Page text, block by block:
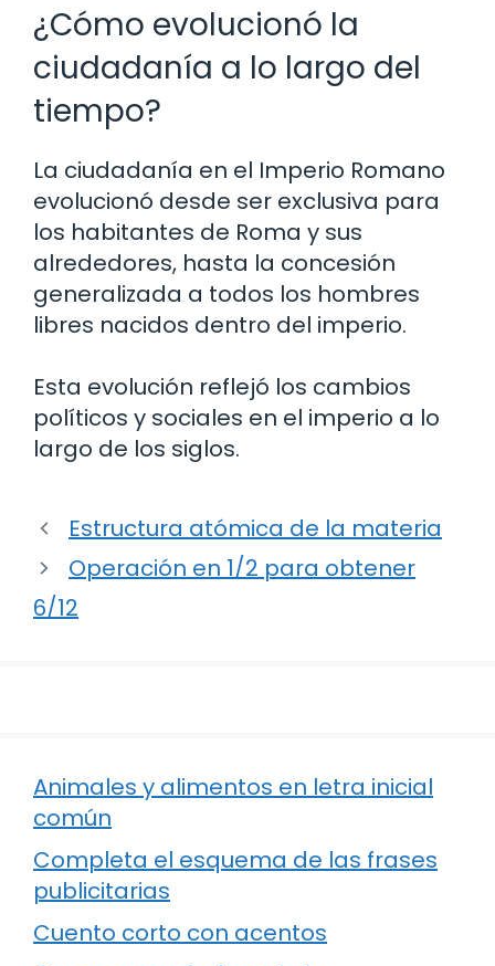
¿Cómo evolucionó la
ciudadanía a lo largo del
tiempo?
La ciudadanía en el Imperio Romano
evolucionó desde ser exclusiva para
los habitantes de Roma y sus
alrededores, hasta la concesión
generalizada a todos los hombres
libres nacidos dentro del imperio.
Esta evolución reflejó los cambios
políticos y sociales en el imperio a lo
largo de los siglos.
Estructura atómica de la materia
Operación en 1/2 para obtener
6/12
Animales y alimentos en letra inicial
común
Completa el esquema de las frases
publicitarias
Cuento corto con acentos